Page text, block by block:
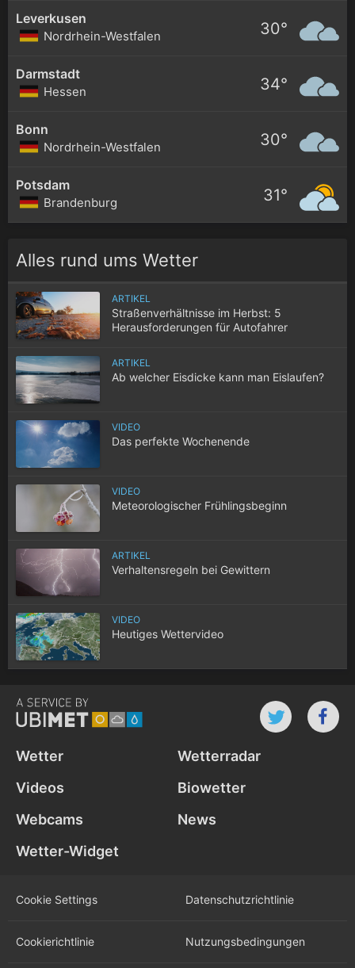
Leverkusen
Nordrhein-Westfalen 30°
Darmstadt
Hessen 34°
Bonn
Nordrhein-Westfalen 30°
Potsdam
Brandenburg 31°
Alles rund ums Wetter
ARTIKEL
Straßenverhältnisse im Herbst: 5
Herausforderungen für Autofahrer
ARTIKEL
Ab welcher Eisdicke kann man Eislaufen?
VIDEO
Das perfekte Wochenende
VIDEO
Meteorologischer Frühlingsbeginn
ARTIKEL
Verhaltensregeln bei Gewittern
VIDEO
Heutiges Wettervideo
Wetter
Wetterradar
Videos
Biowetter
Webcams
News
Wetter-Widget
Cookie Settings Datenschutz­richtlinie
Cookie­richtlinie Nutzungs­bedingungen